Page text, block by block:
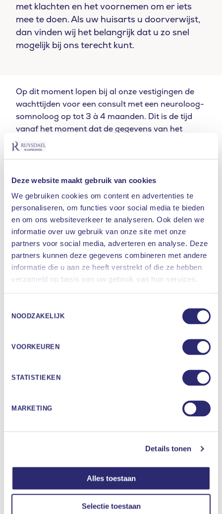
Deze website maakt gebruik van cookies
We gebruiken cookies om content en advertenties te
personaliseren, om functies voor social media te bieden
en om ons websiteverkeer te analyseren. Ook delen we
informatie over uw gebruik van onze site met onze
partners voor social media, adverteren en analyse. Deze
partners kunnen deze gegevens combineren met andere
informatie die u aan ze heeft verstrekt of die ze hebben
verzameld op basis van uw gebruik van hun services.
NOODZAKELIJK
VOORKEUREN
STATISTIEKEN
MARKETING
Details tonen
Alles toestaan
Selectie toestaan
Waar bent u naar op zoek
met klachten en het voornemen om er iets
mee te doen. Als uw huisarts u doorverwijst,
dan vinden wij het belangrijk dat u zo snel
mogelijk bij ons terecht kunt.
Op dit moment lopen bij al onze vestigingen de
wachttijden voor een consult met een neuroloog-
somnoloog op tot 3 à 4 maanden. Dit is de tijd
vanaf het moment dat de gegevens van het
slaaponderzoek bekend zijn tot aan het consult
met de neuroloog-somnoloog.
vinden op dit moment alleen plaats in
Amsterdam en Hilversum. Vanuit andere locaties
krijgt u een telefonische afspraak met de
neuroloog-somnoloog. Vanaf september zijn er
ook weer neuroloog-somnologen in Rotterdam
aanwezig.
Actuele wachttijden voor klachten op gebied van
snurken en slaapapneu:
Locatie
Toegangstijd
slaaponderzoek
1 – 3 weken
Hilversum 1 – 3 weken
Oisterwijk 1 – 3 weken
Bovengenoemde wachttijden betreffen het
u een afspraak maakt tot het moment dat u
terecht kunt op het spreekuur.
Let op: Bij hele specifieke klachten, wanneer u